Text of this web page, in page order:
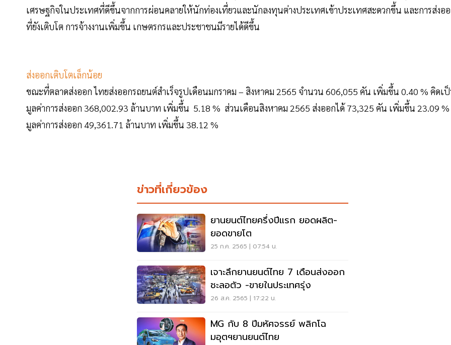
เศรษฐกิจในประเทศที่ดีขึ้นจากการผ่อนคลายให้นักท่องเที่ยวและนักลงทุนต่างประเทศเข้าประเทศสะดวกขึ้น และการส่งอ
ที่ยังเติบโต การจ้างงานเพิ่มขึ้น เกษตรกรและประชาชนมีรายได้ดีขึ้น
ส่งออกเติบโตเล็กน้อย
ขณะที่ตลาดส่งออก ไทยส่งออกรถยนต์สำเร็จรูปเดือนมกราคม – สิงหาคม 2565 จำนวน 606,055 คัน เพิ่มขึ้น 0.40 % คิดเ
มูลค่าการส่งออก 368,002.93 ล้านบาท เพิ่มขึ้น 5.18 % ส่วนเดือนสิงหาคม 2565 ส่งออกได้ 73,325 คัน เพิ่มขึ้น 23.09 %
มูลค่าการส่งออก 49,361.71 ล้านบาท เพิ่มขึ้น 38.12 %
ข่าวที่เกี่ยวข้อง
ยานยนต์ไทยครึ่งปีแรก ยอดผลิต-
ยอดขายโต
25 ก.ค. 2565 | 07:54 น.
เจาะลึกยานยนต์ไทย 7 เดือนส่งออก
ชะลอตัว -ขายในประเทศรุ่ง
26 ส.ค. 2565 | 17:22 น.
MG กับ 8 ปีมหัศจรรย์ พลิกโฉ
มอุตฯยานยนต์ไทย